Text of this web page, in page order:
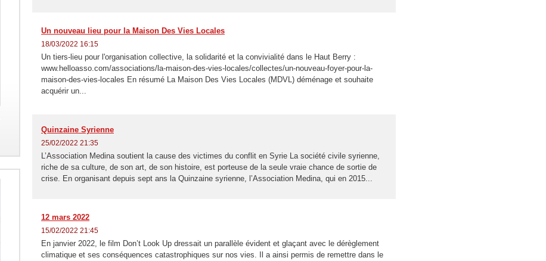
Un nouveau lieu pour la Maison Des Vies Locales
18/03/2022 16:15
Un tiers-lieu pour l'organisation collective, la solidarité et la convivialité dans le Haut Berry :
www.helloasso.com/associations/la-maison-des-vies-locales/collectes/un-nouveau-foyer-pour-la-
maison-des-vies-locales En résumé La Maison Des Vies Locales (MDVL) déménage et souhaite
acquérir un...
Quinzaine Syrienne
25/02/2022 21:35
L’Association Medina soutient la cause des victimes du conflit en Syrie La société civile syrienne,
riche de sa culture, de son art, de son histoire, est porteuse de la seule vraie chance de sortie de
crise. En organisant depuis sept ans la Quinzaine syrienne, l’Association Medina, qui en 2015...
12 mars 2022
15/02/2022 21:45
En janvier 2022, le film Don’t Look Up dressait un parallèle évident et glaçant avec le dérèglement
climatique et ses conséquences catastrophiques sur nos vies. Il a ainsi permis de remettre dans le